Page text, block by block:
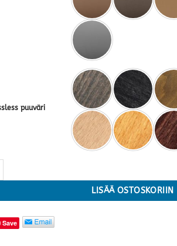
puuväri
Consul Classic tuoli+rahi, Batick kokonahka ·
LISÄÄ OSTOSKORIIN
Save